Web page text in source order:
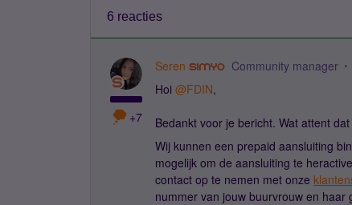
6 reacties
+7
Seren Community manager
Hoi @FDIN,
Bedankt voor je bericht. Wat attent
Wij kunnen een prepaid aansluiting
mogelijk om de aansluiting te
contact op te nemen met onze
nummer van jouw buurvrouw en